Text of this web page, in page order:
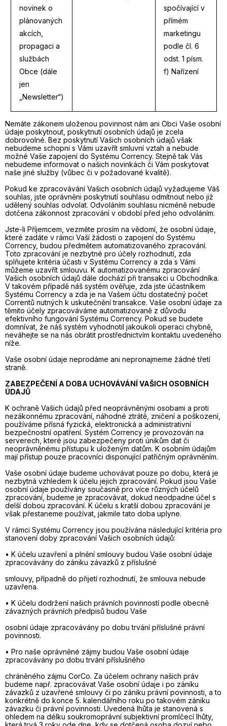
novinek o
plánovaných
akcích,
propagaci a
službách
Obce (dále
jen
„Newsletter“)
spočívající v
přímém
marketingu
podle čl. 6
odst. 1 písm.
f) Nařízení
Nemáte zákonem uloženou povinnost nám ani Obci Vaše osobní
údaje poskytnout, poskytnutí osobních údajů je zcela
dobrovolné. Bez poskytnutí Vašich osobních údajů však
nebudeme schopni s Vámi uzavřít smluvní vztah a nebude
možné Vaše zapojení do Systému Corrency. Stejně tak Vás
nebudeme informovat o našich novinkách či Vám poskytovat
naše jiné služby (vůbec či v požadované kvalitě).
Pokud ke zpracovávání Vašich osobních údajů vyžadujeme Váš
souhlas, jste oprávněni poskytnutí souhlasu odmítnout nebo již
udělený souhlas odvolat. Odvoláním souhlasu nicméně nebude
dotčena zákonnost zpracování v období před jeho odvoláním.
Jste-li Příjemcem, vezměte prosím na vědomí, že osobní údaje,
které zadáte v rámci Vaší žádosti o zapojení do Systému
Corrency, budou předmětem automatizovaného zpracování.
Toto zpracování je nezbytné pro účely rozhodnutí, zda
splňujete kritéria účasti v Systému Corrency a zda s Vámi
můžeme uzavřít smlouvu. K automatizovanému zpracování
Vašich osobních údajů dále dochází při transakci u Obchodníka.
V takovém případě náš systém ověřuje, zda jste účastníkem
Systému Corrency a zda je na Vašem účtu dostatečný počet
Correntů nutných k uskutečnění transakce. Vaše osobní údaje za
těmito účely zpracováváme automatizovaně z důvodu
efektivního fungování Systému Corrency. Pokud se budete
domnívat, že náš systém vyhodnotil jakoukoli operaci chybně,
neváhejte se na nás obrátit prostřednictvím kontaktu uvedeného
níže.
Vaše osobní údaje neprodáme ani nepronajmeme žádné třetí
straně.
ZABEZPEČENÍ A DOBA UCHOVÁVÁNÍ VAŠICH OSOBNÍCH
ÚDAJŮ
K ochraně Vašich údajů před neoprávněnými osobami a proti
nezákonnému zpracování, náhodné ztrátě, zničení a poškození,
používáme přísná fyzická, elektronická a administrativní
bezpečnostní opatření. Systém Corrency je provozován na
serverech, které jsou zabezpečeny proti únikům dat či
neoprávněnému přístupu k uloženým datům. K osobním údajům
mají přístup pouze pracovníci disponující patřičným oprávněním.
Vaše osobní údaje budeme uchovávat pouze po dobu, která je
nezbytná vzhledem k účelu jejich zpracování. Pokud jsou Vaše
osobní údaje používány současně pro více různých účelů
zpracování, budeme je zpracovávat, dokud neodpadne účel s
delší dobou zpracování. K účelu s kratší dobou zpracování je
však přestaneme používat, jakmile tato doba uplyne.
V rámci Systému Corrency jsou používána následující kritéria pro
stanovení doby zpracování Vašich osobních údajů:
• K účelu uzavření a plnění smlouvy budou Vaše osobní údaje
zpracovávány do zániku závazků z příslušné
smlouvy, případně do přijetí rozhodnutí, že smlouva nebude
uzavřena.
• K účelu dodržení našich právních povinností podle obecně
závazných právních předpisů budou Vaše
osobní údaje zpracovávány po dobu trvání příslušné právní
povinnosti.
• Pro naše oprávněné zájmy budou Vaše osobní údaje
zpracovávány po dobu trvání příslušného
chráněného zájmu CorCo. Za účelem ochrany našich práv
budeme např. zpracovávat Vaše osobní údaje i po zániku
závazků z uzavřené smlouvy či po zániku právní povinnosti, a to
konkrétně do konce 5. kalendářního roku po takovém zániku
závazku či právní povinnosti. Uvedená lhůta je stanovená s
ohledem na délku soukromoprávní subjektivní promlčecí lhůty,